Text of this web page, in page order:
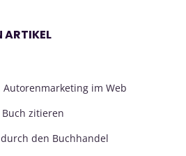
ARTIKEL
Autorenmarketing im Web
zitieren
den Buchhandel